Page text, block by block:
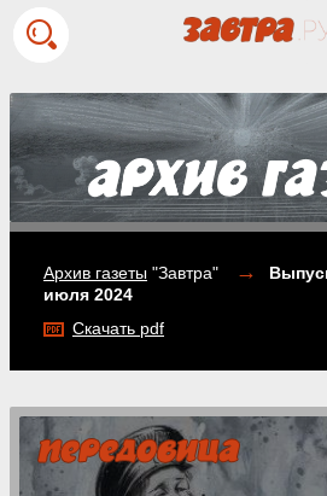
Архив газеты "Завтра" →
июля 2024
Скачать pdf